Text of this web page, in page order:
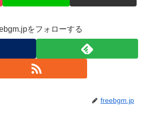
をフォローする
freebgm.jp